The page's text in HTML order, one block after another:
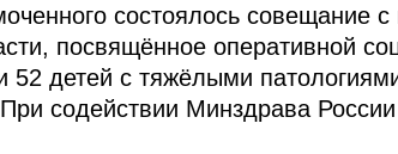
состоялось совещание
посвящённое оперативной
52 детей с тяжёлыми
содействии Минздрава